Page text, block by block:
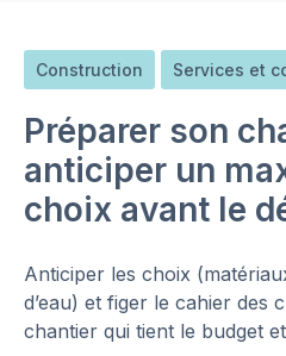
Construction Services et
Préparer son
anticiper un
choix avant le
Anticiper les choix
d’eau) et figer le cahier des
chantier qui tient le budget